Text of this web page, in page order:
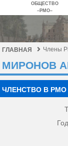
ОБЩЕСТВО
–РМО–
ГЛАВНАЯ Члены
МИРОНОВ
ЧЛЕНСТВО В РМО